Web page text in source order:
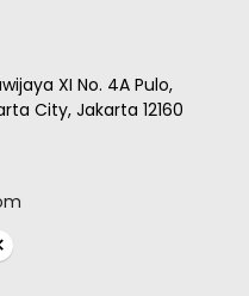
XI No. 4A Pulo,
City, Jakarta 12160